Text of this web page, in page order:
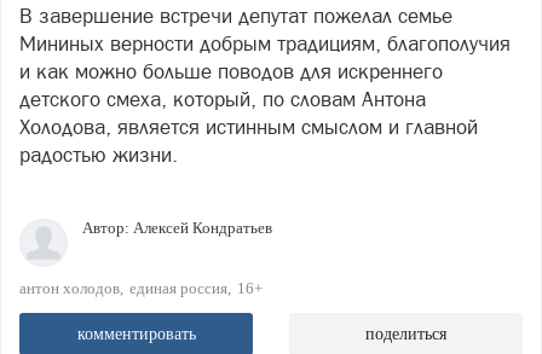
В завершение встречи депутат пожелал семье
Мининых верности добрым традициям, благополучия
и как можно больше поводов для искреннего
детского смеха, который, по словам Антона
Холодова, является истинным смыслом и главной
радостью жизни.
Автор: Алексей Кондратьев
антон холодов единая россия 16+
комментировать поделиться